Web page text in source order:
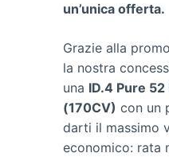
un’unica offerta.
Grazie alla
la nostra
una ID.4 Pure
(170CV) con un
darti il massimo
economico: rata